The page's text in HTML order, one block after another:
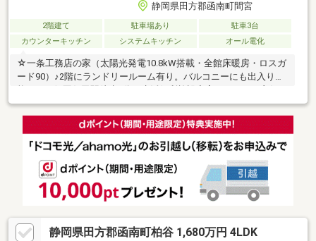
静岡県田方郡函南町間宮
2階建て 駐車場あり
駐車3台
カウンターキッチン
システムキッチン オール電化
☆一条工務店の家（太陽光発電10.8kW搭載・全館床暖房・ロスガ
ード90）♪2階にランドリールーム有り。バルコニーにも出入り可
立地。
静岡県田方郡函南町柏谷 1,680万円 4LDK